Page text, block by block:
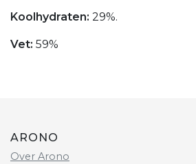
Koolhydraten: 29%.
Vet: 59%
ARONO
Over Arono